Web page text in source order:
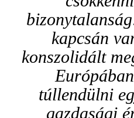
kapcsán
konszolidált
túllendülni
gazdasági